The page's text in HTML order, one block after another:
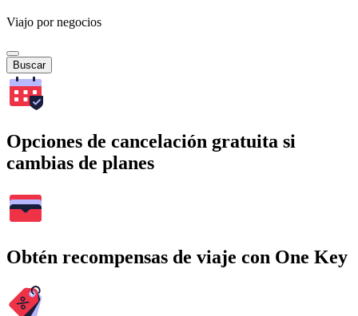
Viajo por negocios
Buscar
Opciones de cancelación gratuita si
cambias de planes
Obtén recompensas de viaje con One Key